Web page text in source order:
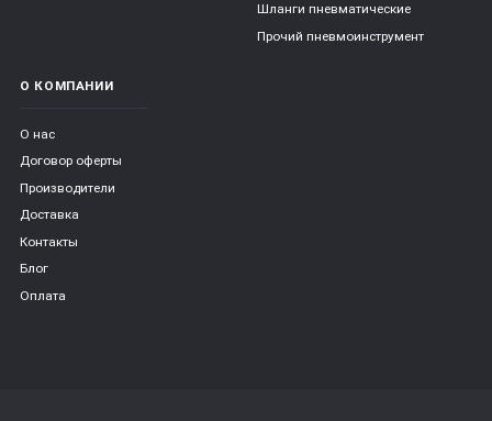
Шланги пневматические
Прочий пневмоинструмент
О КОМПАНИИ
О нас
Договор оферты
Производители
Доставка
Контакты
Блог
Оплата